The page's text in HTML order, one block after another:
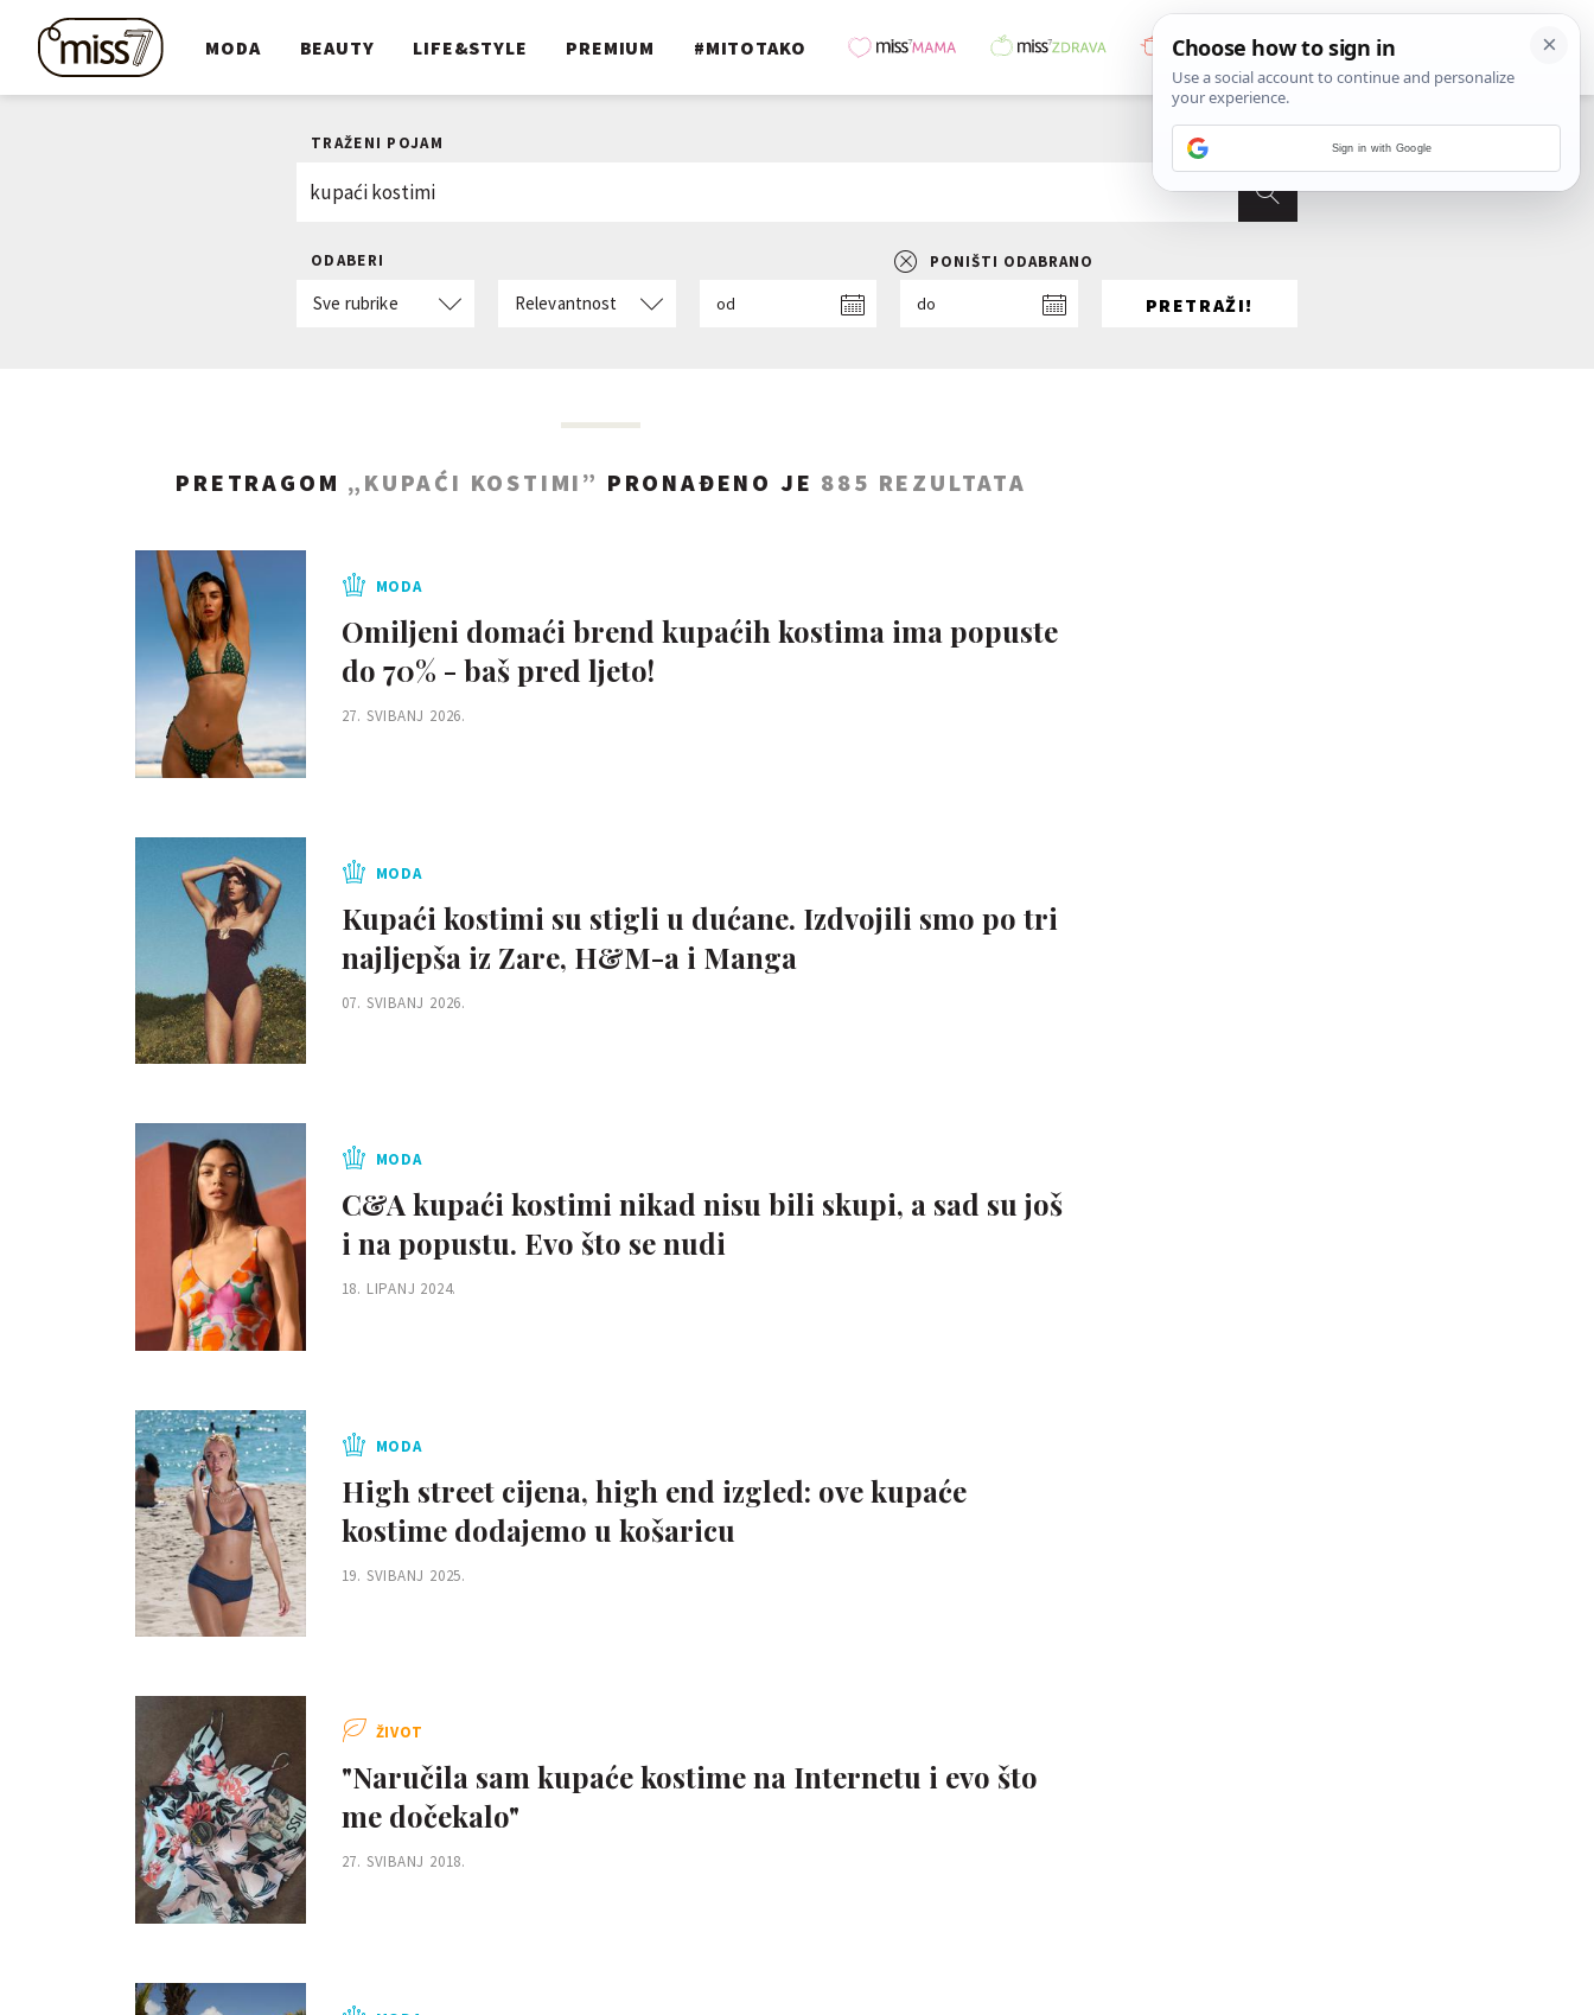
MODA BEAUTY LIFE&STYLE PREMIUM #MITOTAKO
TRAŽENI POJAM
ODABERI
Sve rubrike Relevantnost od do
PONIŠTI ODABRANO
PRETRAŽI!
PRETRAGOM „KUPAĆI KOSTIMI” PRONAĐENO JE 885 REZULTATA
MODA
Omiljeni domaći brend kupaćih kostima ima popuste
do 70% - baš pred ljeto!
27. SVIBANJ 2026.
MODA
Kupaći kostimi su stigli u dućane. Izdvojili smo po tri
najljepša iz Zare, H&M-a i Manga
07. SVIBANJ 2026.
MODA
C&A kupaći kostimi nikad nisu bili skupi, a sad su još
i na popustu. Evo što se nudi
18. LIPANJ 2024.
MODA
High street cijena, high end izgled: ove kupaće
kostime dodajemo u košaricu
19. SVIBANJ 2025.
ŽIVOT
"Naručila sam kupaće kostime na Internetu i evo što
me dočekalo"
27. SVIBANJ 2018.
Sign in with Google